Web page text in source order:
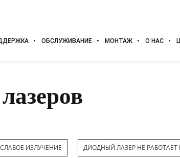
ОБСЛУЖИВАНИЕ МОНТАЖ О НАС
ИЗЛУЧЕНИЕ ДИОДНЫЙ ЛАЗЕР НЕ